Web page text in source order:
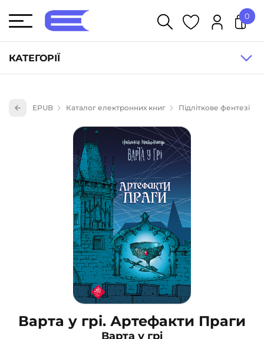
КАТЕГОРІЇ
Книги для дітей (833)
Книги для підлітків (240)
Науково-популярна література (1015)
Навчальна література та посібники (527)
Енциклопедії, довідники, словники (55)
Подарункові сертифікати (1)
0
EPUB Каталог електронних книг Підліткове фентезі
Варта у грі. Артефакти Праги
Варта у грі